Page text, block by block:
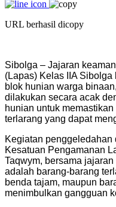
URL berhasil dicopy
Sibolga – Jajaran
(Lapas) Kelas IIA
blok hunian warga
dilakukan secara acak
hunian untuk
terlarang yang dapat
Kegiatan
Kesatuan Pengamanan
Taqwym, bersama
adalah barang-barang
benda tajam, maupun
menimbulkan gangguan